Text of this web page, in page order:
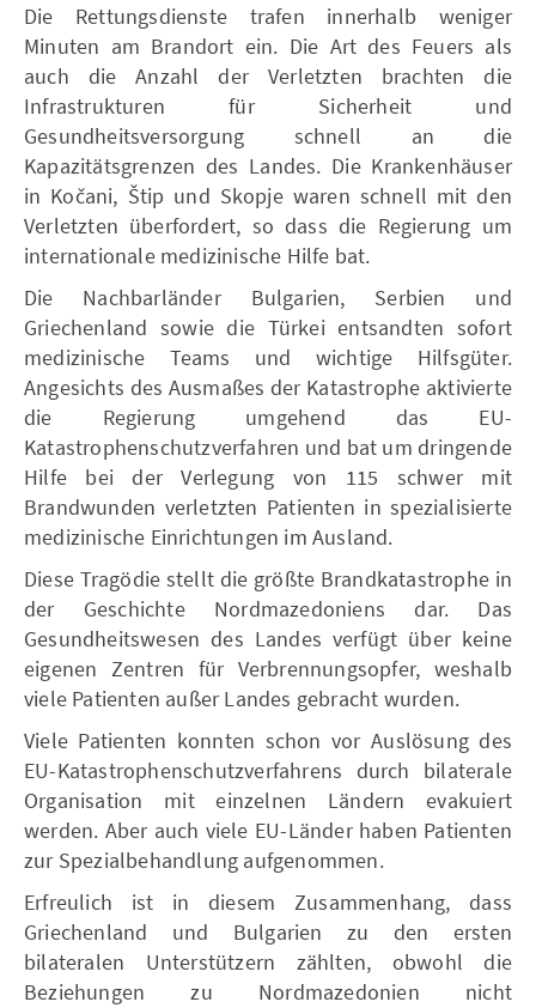
Die Rettungsdienste trafen innerhalb weniger
Minuten am Brandort ein. Die Art des Feuers als
auch die Anzahl der Verletzten brachten die
Infrastrukturen für Sicherheit und
Gesundheitsversorgung schnell an die
Kapazitätsgrenzen des Landes. Die Krankenhäuser
in Kočani, Štip und Skopje waren schnell mit den
Verletzten überfordert, so dass die Regierung um
internationale medizinische Hilfe bat.
Die Nachbarländer Bulgarien, Serbien und
Griechenland sowie die Türkei entsandten sofort
medizinische Teams und wichtige Hilfsgüter.
Angesichts des Ausmaßes der Katastrophe aktivierte
die Regierung umgehend das EU-
Katastrophenschutzverfahren und bat um dringende
Hilfe bei der Verlegung von 115 schwer mit
Brandwunden verletzten Patienten in spezialisierte
medizinische Einrichtungen im Ausland.
Diese Tragödie stellt die größte Brandkatastrophe in
der Geschichte Nordmazedoniens dar. Das
Gesundheitswesen des Landes verfügt über keine
eigenen Zentren für Verbrennungsopfer, weshalb
viele Patienten außer Landes gebracht wurden.
Viele Patienten konnten schon vor Auslösung des
EU-Katastrophenschutzverfahrens durch bilaterale
Organisation mit einzelnen Ländern evakuiert
werden. Aber auch viele EU-Länder haben Patienten
zur Spezialbehandlung aufgenommen.
Erfreulich ist in diesem Zusammenhang, dass
Griechenland und Bulgarien zu den ersten
bilateralen Unterstützern zählten, obwohl die
Beziehungen zu Nordmazedonien nicht